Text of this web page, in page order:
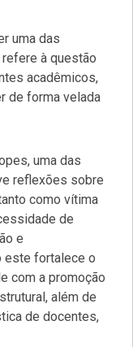
uma das
à questão
acadêmicos,
de forma velada
uma das
reflexões sobre
como vítima
de
e
este fortalece o
com a promoção
além de
de docentes,